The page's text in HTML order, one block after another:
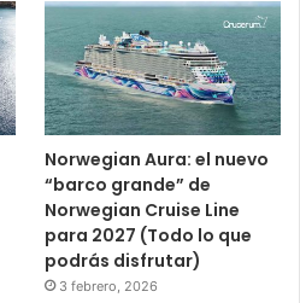
Norwegian Aura: el nuevo
“barco grande” de
Norwegian Cruise Line
para 2027 (Todo lo que
podrás disfrutar)
3 febrero, 2026